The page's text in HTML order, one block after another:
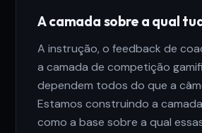
A camada sobre a qual
A instrução, o feedback de
a camada de competição
dependem todos do que a
Estamos construindo a
como a base sobre a qual